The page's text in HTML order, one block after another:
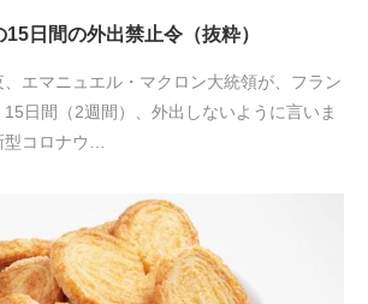
日間の外出禁止令（抜粋）
エマニュエル・マクロン大統領が、フラン
日間（2週間）、外出しないように言いま
コロナウ…